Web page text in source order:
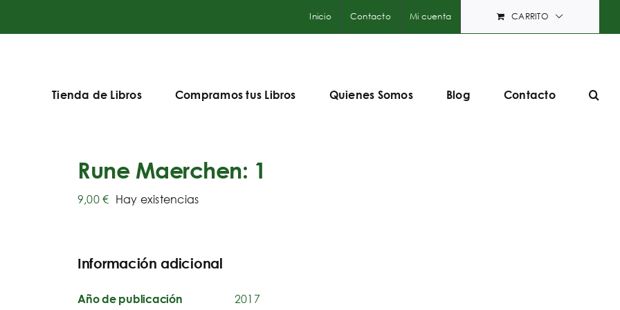
Inicio Contacto Mi cuenta CARRITO
Tienda de Libros Compramos tus Libros Quienes Somos Blog Contacto
Rune Maerchen: 1
9,00€ Hay existencias
Información adicional
Año de publicación 2017